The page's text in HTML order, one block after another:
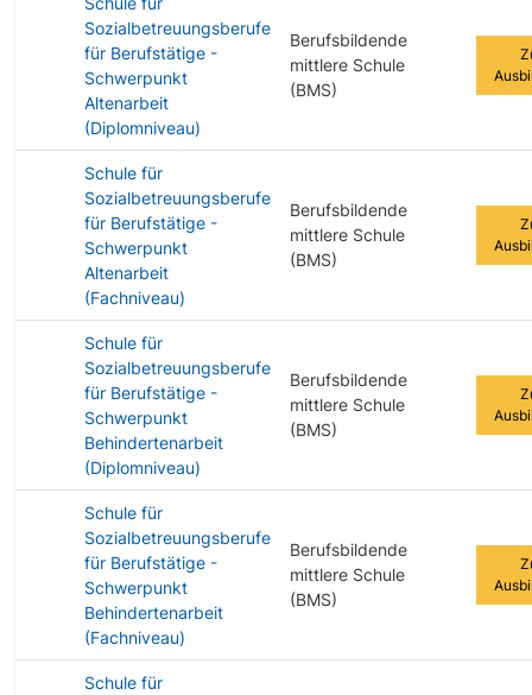
Sozialbetreuungsberufe
für Berufstätige -
Schwerpunkt
Altenarbeit
(Diplomniveau)
Berufsbildende
mittlere Schule
(BMS)
Schule für
Sozialbetreuungsberufe
für Berufstätige -
Schwerpunkt
Altenarbeit
(Fachniveau)
Berufsbildende
mittlere Schule
(BMS)
Schule für
Sozialbetreuungsberufe
für Berufstätige -
Schwerpunkt
Behindertenarbeit
(Diplomniveau)
Berufsbildende
mittlere Schule
(BMS)
Schule für
Sozialbetreuungsberufe
für Berufstätige -
Schwerpunkt
Behindertenarbeit
(Fachniveau)
Berufsbildende
mittlere Schule
(BMS)
Schule für